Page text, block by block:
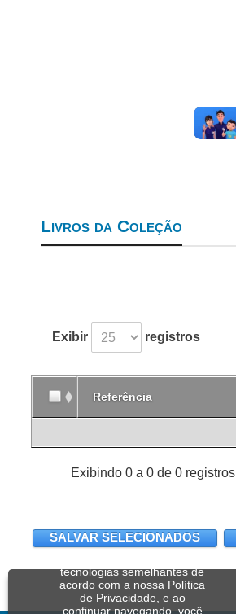
tecnologias semelhantes de
acordo com a nossa Política
de Privacidade, e ao
continuar navegando, você
Livros da Coleção
Exibir registros
Referência
Exibindo 0 a 0 de 0 registros
SALVAR SELECIONADOS